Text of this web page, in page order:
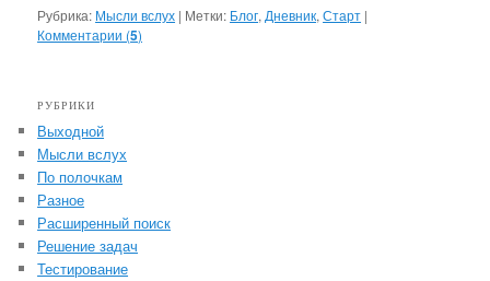
Рубрика: Мысли вслух | Метки: Блог, Дневник,Старт |
Комментарии (5)
РУБРИКИ
Выходной
Мысли вслух
По полочкам
Разное
Расширенный поиск
Решение задач
Тестирование